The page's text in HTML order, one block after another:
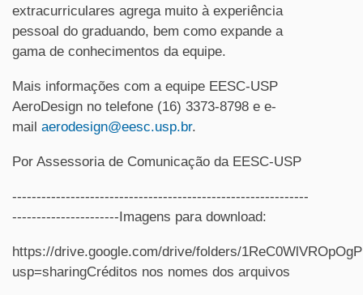
extracurriculares agrega muito à experiência
pessoal do graduando, bem como expande a
gama de conhecimentos da equipe.
Mais informações com a equipe EESC-USP
AeroDesign no telefone (16) 3373-8798 e e-
mail aerodesign@eesc.usp.br.
Por Assessoria de Comunicação da EESC-USP
-------------------------------------------------------------
----------------------Imagens para download:
https://drive.google.com/drive/folders/
usp=sharingCréditos nos nomes dos arquivos